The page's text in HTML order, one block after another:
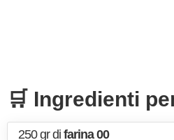
🛒 Ingredienti
250 gr di farina 00